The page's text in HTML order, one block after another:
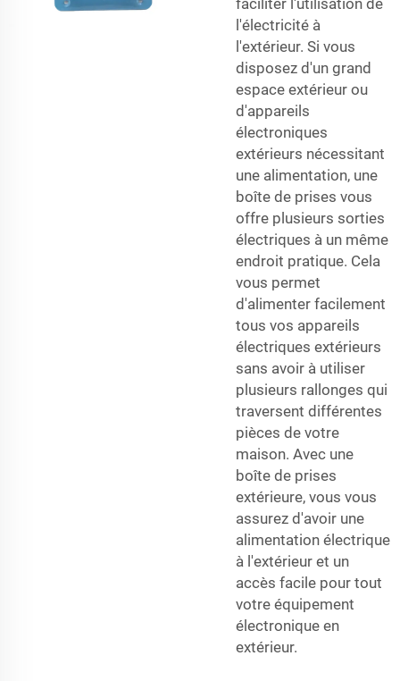
l'électricité à
l'extérieur. Si vous
disposez d'un grand
espace extérieur ou
d'appareils
électroniques
extérieurs nécessitant
une alimentation, une
boîte de prises vous
offre plusieurs sorties
électriques à un même
endroit pratique. Cela
vous permet
d'alimenter facilement
tous vos appareils
électriques extérieurs
sans avoir à utiliser
plusieurs rallonges qui
traversent différentes
pièces de votre
maison. Avec une
boîte de prises
extérieure, vous vous
assurez d'avoir une
alimentation électrique
à l'extérieur et un
accès facile pour tout
votre équipement
électronique en
extérieur.